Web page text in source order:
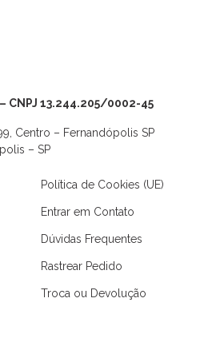
CNPJ 13.244.205/0002-45
Centro – Fernandópolis SP
– SP
Política de Cookies (UE)
Entrar em Contato
Dúvidas Frequentes
Rastrear Pedido
Troca ou Devolução